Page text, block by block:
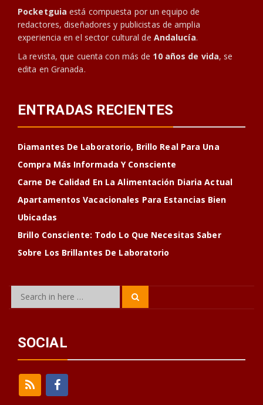
Pocketguia está compuesta por un equipo de
redactores, diseñadores y publicistas de amplia
experiencia en el sector cultural de Andalucía.
La revista, que cuenta con más de 10 años de vida, se
edita en Granada.
ENTRADAS RECIENTES
Diamantes De Laboratorio, Brillo Real Para Una
Compra Más Informada Y Consciente
Carne De Calidad En La Alimentación Diaria Actual
Apartamentos Vacacionales Para Estancias Bien
Ubicadas
Brillo Consciente: Todo Lo Que Necesitas Saber
Sobre Los Brillantes De Laboratorio
Search
SOCIAL